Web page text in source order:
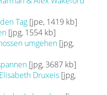
Tag[jpe, 1419 kb]
[jpg, 1554 kb]
umgehen[jpg,
[jpg, 3687 kb]
Druxeis[jpg,